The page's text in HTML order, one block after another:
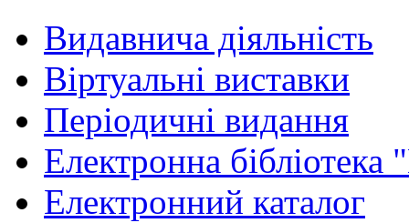
Видавнича діяльність
Віртуальні виставки
Періодичні видання
Електронна
Електронний каталог